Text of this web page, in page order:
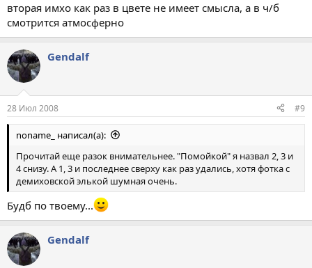
вторая имхо как раз в цвете не имеет смысла, а в ч/б
смотрится атмосферно
Gendalf
28 Июл 2008 #9
noname_ написал(а):
Прочитай еще разок внимательнее. "Помойкой" я назвал 2, 3 и
4 снизу. А 1, 3 и последнее сверху как раз удались, хотя фотка с
демиховской элькой шумная очень.
Будб по твоему...
Gendalf